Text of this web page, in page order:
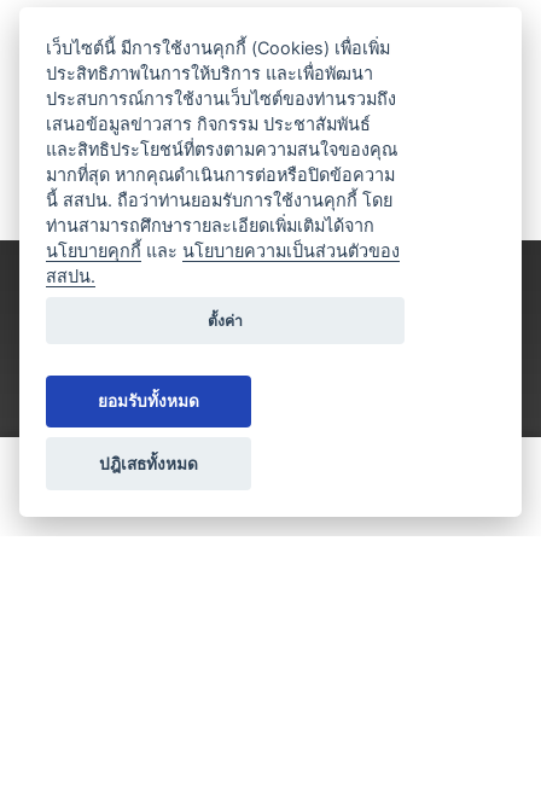
ประเภทธุรกิจไมซ์
เว็บไซต์นี้ มีการใช้งานคุกกี้ (Cookies) เพื่อเพิ่ม
ประสิทธิภาพในการให้บริการ และเพื่อพัฒนา
ประสบการณ์การใช้งานเว็บไซต์ของท่านรวมถึง
เสนอข้อมูลข่าวสาร กิจกรรม ประชาสัมพันธ์
และสิทธิประโยชน์ที่ตรงตามความสนใจของคุณ
มากที่สุด หากคุณดำเนินการต่อหรือปิดข้อความ
นี้ สสปน. ถือว่าท่านยอมรับการใช้งานคุกกี้ โดย
ท่านสามารถศึกษารายละเอียดเพิ่มเติมได้จาก
นโยบายคุกกี้ และนโยบายความเป็นส่วนตัวของ
สสปน.
ตั้งค่า
ยอมรับทั้งหมด
ปฎิเสธทั้งหมด